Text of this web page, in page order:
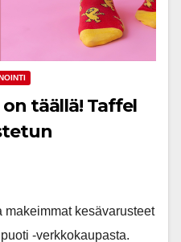
täällä! Taffel
makeimmat kesävarusteet
-verkkokaupasta.